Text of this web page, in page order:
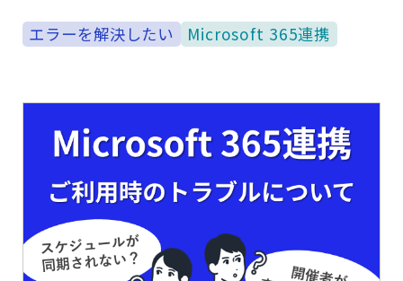
エラーを解決したい Microsoft 365連携